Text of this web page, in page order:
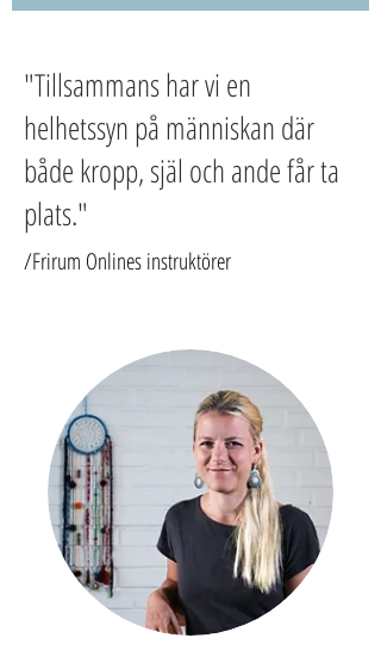
"Tillsammans har vi en
helhetssyn på människan där
både kropp, själ och ande får ta
plats."
/Frirum Onlines instruktörer